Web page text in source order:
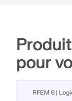
pour
RFEM 6 |